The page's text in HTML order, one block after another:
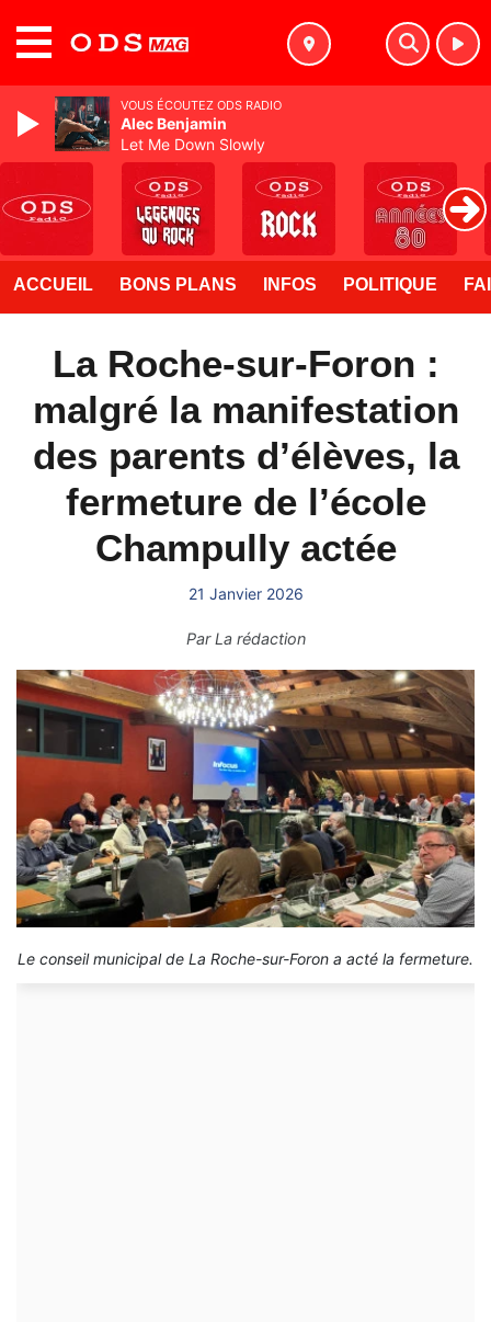
ACCUEIL BONS PLANS INFOS POLITIQUE
La Roche-sur-Foron :
malgré la manifestation
des parents d’élèves, la
fermeture de l’école
Champully actée
21 Janvier 2026
ParLa rédaction
Le conseil municipal de La Roche-sur-Foron a acté la fermeture.
VOUS ÉCOUTEZ ODS RADIO
Alec Benjamin
Let Me Down Slowly